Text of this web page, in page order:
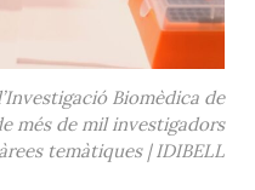
Biomèdica de
més de mil investigadors
temàtiques | IDIBELL